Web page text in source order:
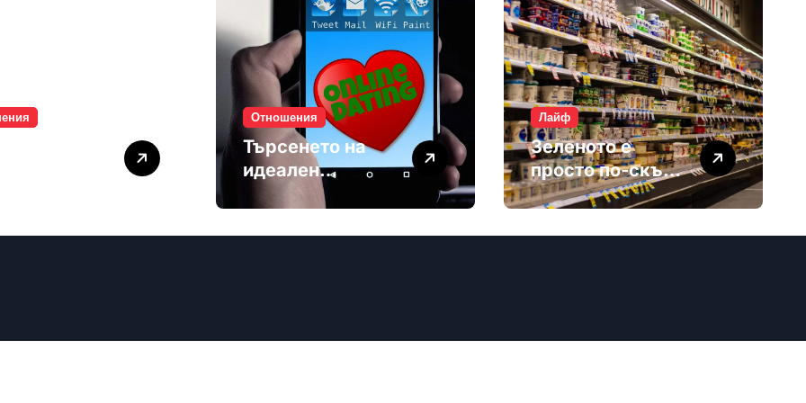
Отношения
Търсенето на
идеален
партньор е
Лайф
Зеленото е
просто по-скъп
маркетинг